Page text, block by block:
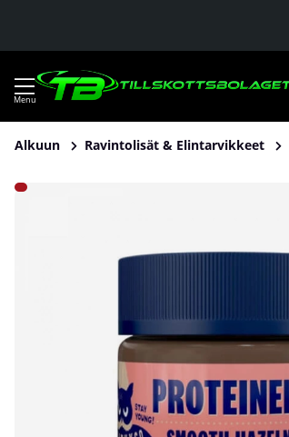
Alkuun Ravintolisät & Elintarvikkeet
Tuotekuvat HealthyCo Proteinella, 200 g